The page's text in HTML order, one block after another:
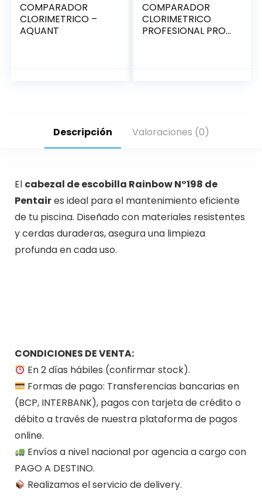
COMPARADOR
CLORIMETRICO –
AQUANT
COMPARADOR
CLORIMETRICO
PROFESIONAL PRO II
Descripción Valoraciones (0)
El cabezal de escobilla Rainbow N°198 de
Pentaires ideal para el mantenimiento eficiente
de tu piscina. Diseñado con materiales resistentes
y cerdas duraderas, asegura una limpieza
profunda en cada uso.
CONDICIONES DE VENTA:
En 2 días hábiles (confirmar stock).
Formas de pago: Transferencias bancarias en
(BCP, INTERBANK), pagos con tarjeta de crédito o
débito a través de nuestra plataforma de pagos
online.
Envíos a nivel nacional por agencia a cargo con
PAGO A DESTINO.
Realizamos el servicio de delivery.